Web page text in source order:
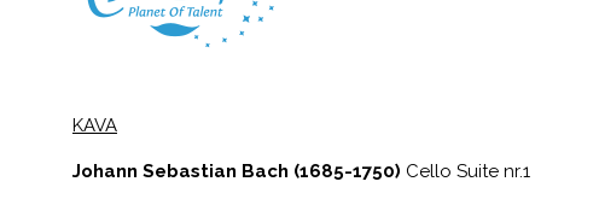
KAVA
Johann Sebastian Bach (1685-1750) Cello Suite nr.1